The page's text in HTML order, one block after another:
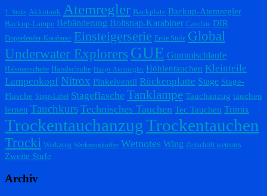
1. Stufe Akkutank Atemregler Backplate Backup-Atemregler
Backup-Lampe Bebänderung Boltsnap-Karabiner Caveline DIR
Doppelender-Karabiner Einsteigerserie Erste Stufe Global
Underwater Explorers GUE Gummischlaufe
Halsmanschette Handschuhe Haupt-Atemregler Höhlentauchen Kleinteile
Lampenkopf Nitrox Pinkelventil Rückenplatte Stage Stage-
Flasche Stage-Label Stageflasche Tanklampe Tauchanzug tauchen
lernen Tauchkurs Technisches Tauchen Tec Tauchen Trimix
TrockentauchanzugTrockentauchen
Trocki Werkzeug Werkzeugkoffer Wetnotes Wing Zeitschrift wetnotes
Zweite Stufe
Archiv